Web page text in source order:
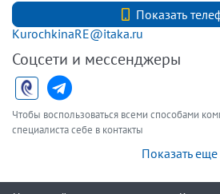
Показать
KurochkinaRE@itaka.ru
Соцсети и мессенджеры
Чтобы воспользоваться всеми способами
специалиста себе в контакты
Показать еще